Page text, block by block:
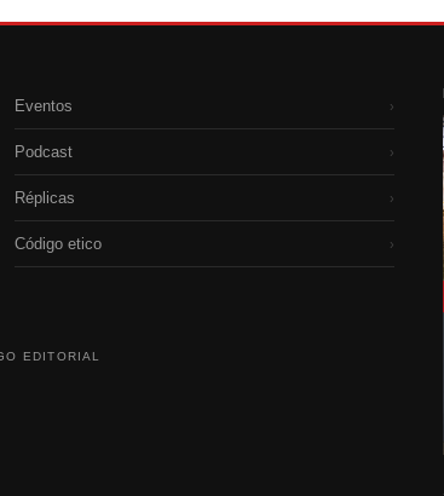
Eventos ›
Podcast ›
Réplicas ›
Código etico ›
EDITORIAL